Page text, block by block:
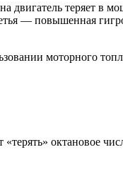
теряет в
— повышенная
моторного
октановое